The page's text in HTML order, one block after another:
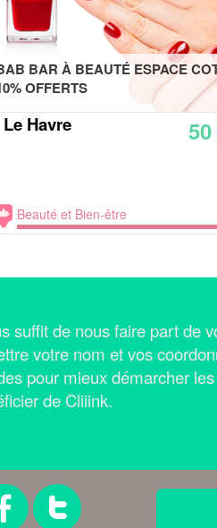
BAR À BEAUTÉ ESPACE
OFFERTS
Le Havre 50
Beauté et Bien-être
suffit de nous faire part de
votre nom et vos
pour mieux démarcher
de Cliiink.